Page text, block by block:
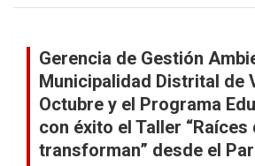
Gerencia de Gestión
Municipalidad Distrital de
Octubre y el Programa
con éxito el Taller “Raíces
transforman” desde el